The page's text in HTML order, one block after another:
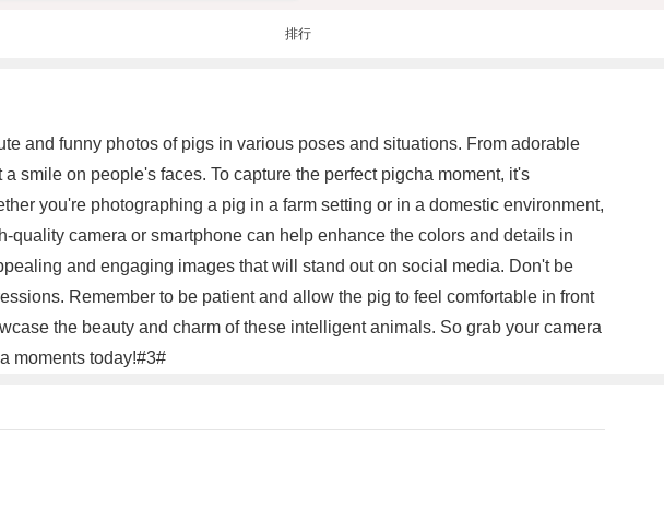
排行
and funny photos of pigs in various poses and situations. From adorable
smile on people's faces. To capture the perfect pigcha moment, it's
you're photographing a pig in a farm setting or in a domestic environment,
camera or smartphone can help enhance the colors and details in
and engaging images that will stand out on social media. Don't be
Remember to be patient and allow the pig to feel comfortable in front
the beauty and charm of these intelligent animals. So grab your camera
moments today!#3#